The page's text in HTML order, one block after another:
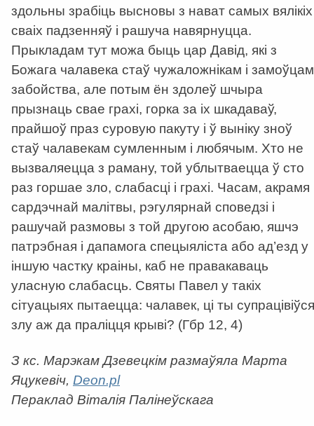
здольны зрабіць высновы з нават самых вялікіх
сваіх падзенняў і рашуча навярнуцца.
Прыкладам тут можа быць цар Давід, які з
Божага чалавека стаў чужаложнікам і замоўцам
забойства, але потым ён здолеў шчыра
прызнаць свае грахі, горка за іх шкадаваў,
прайшоў праз суровую пакуту і ў выніку зноў
стаў чалавекам сумленным і любячым. Хто не
вызваляецца з раману, той ублытваецца ў сто
раз горшае зло, слабасці і грахі. Часам, акрамя
сардэчнай малітвы, рэгулярнай споведзі і
рашучай размовы з той другою асобаю, яшчэ
патрэбная і дапамога спецыяліста або ад’езд у
іншую частку краіны, каб не правакаваць
уласную слабасць. Святы Павел у такіх
сітуацыях пытаецца: чалавек, ці ты супрацівіўся
злу аж да праліцця крыві? (Гбр 12, 4)
З кс. Марэкам Дзевецкім размаўяла Марта
Яцукевіч, Deon.pl
Пераклад Віталія Палінеўскага